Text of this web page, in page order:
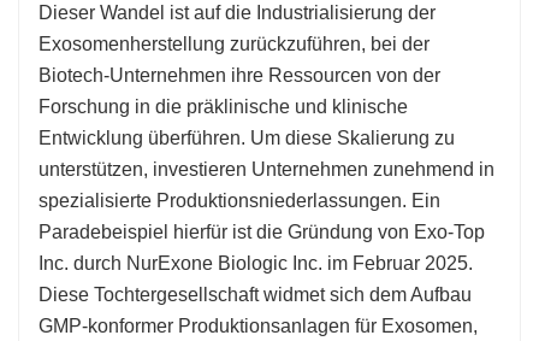
Dieser Wandel ist auf die Industrialisierung der
Exosomenherstellung zurückzuführen, bei der
Biotech-Unternehmen ihre Ressourcen von der
Forschung in die präklinische und klinische
Entwicklung überführen. Um diese Skalierung zu
unterstützen, investieren Unternehmen zunehmend in
spezialisierte Produktionsniederlassungen. Ein
Paradebeispiel hierfür ist die Gründung von Exo-Top
Inc. durch NurExone Biologic Inc. im Februar 2025.
Diese Tochtergesellschaft widmet sich dem Aufbau
GMP-konformer Produktionsanlagen für Exosomen,